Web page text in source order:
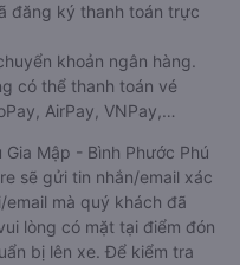
đăng ký thanh toán trực
khoản ngân hàng.
có thể thanh toán vé
AirPay, VNPay,…
Mập - Bình Phước Phú
sẽ gửi tin nhắn/email xác
mà quý khách đã
lòng có mặt tại điểm đón
bị lên xe. Để kiểm tra